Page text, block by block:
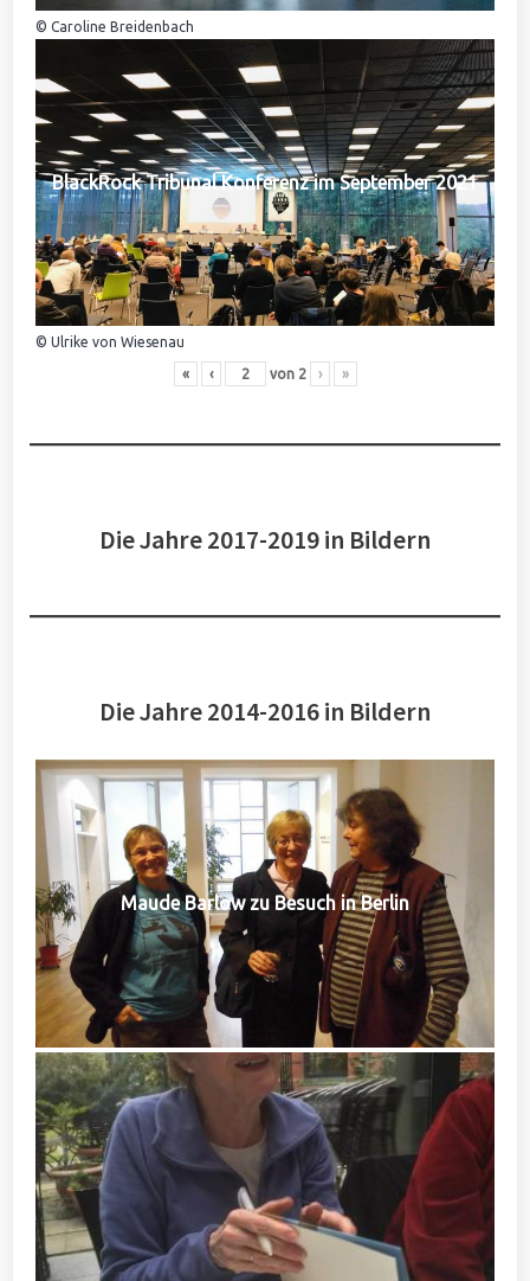
© Caroline Breidenbach
BlackRock Tribunal Konferenz im September 2021
© Ulrike von Wiesenau
« ‹ von 2 › »
Die Jahre 2017-2019 in Bildern
Die Jahre 2014-2016 in Bildern
Maude Barlow zu Besuch in Berlin